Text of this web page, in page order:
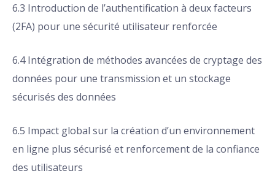
6.3 Introduction de l’authentification à deux facteurs
(2FA) pour une sécurité utilisateur renforcée
6.4 Intégration de méthodes avancées de cryptage des
données pour une transmission et un stockage
sécurisés des données
6.5 Impact global sur la création d’un environnement
en ligne plus sécurisé et renforcement de la confiance
des utilisateurs